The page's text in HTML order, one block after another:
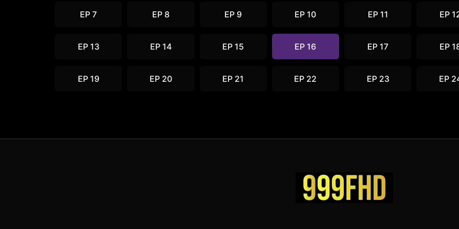
EP 7 EP 8 EP 9 EP 10 EP 11 EP
EP 13 EP 14 EP 15 EP 16 EP 17 EP
EP 19 EP 20 EP 21 EP 22 EP 23 EP